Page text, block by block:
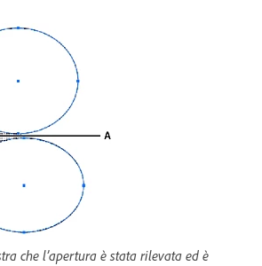
che l’apertura è stata rilevata ed è